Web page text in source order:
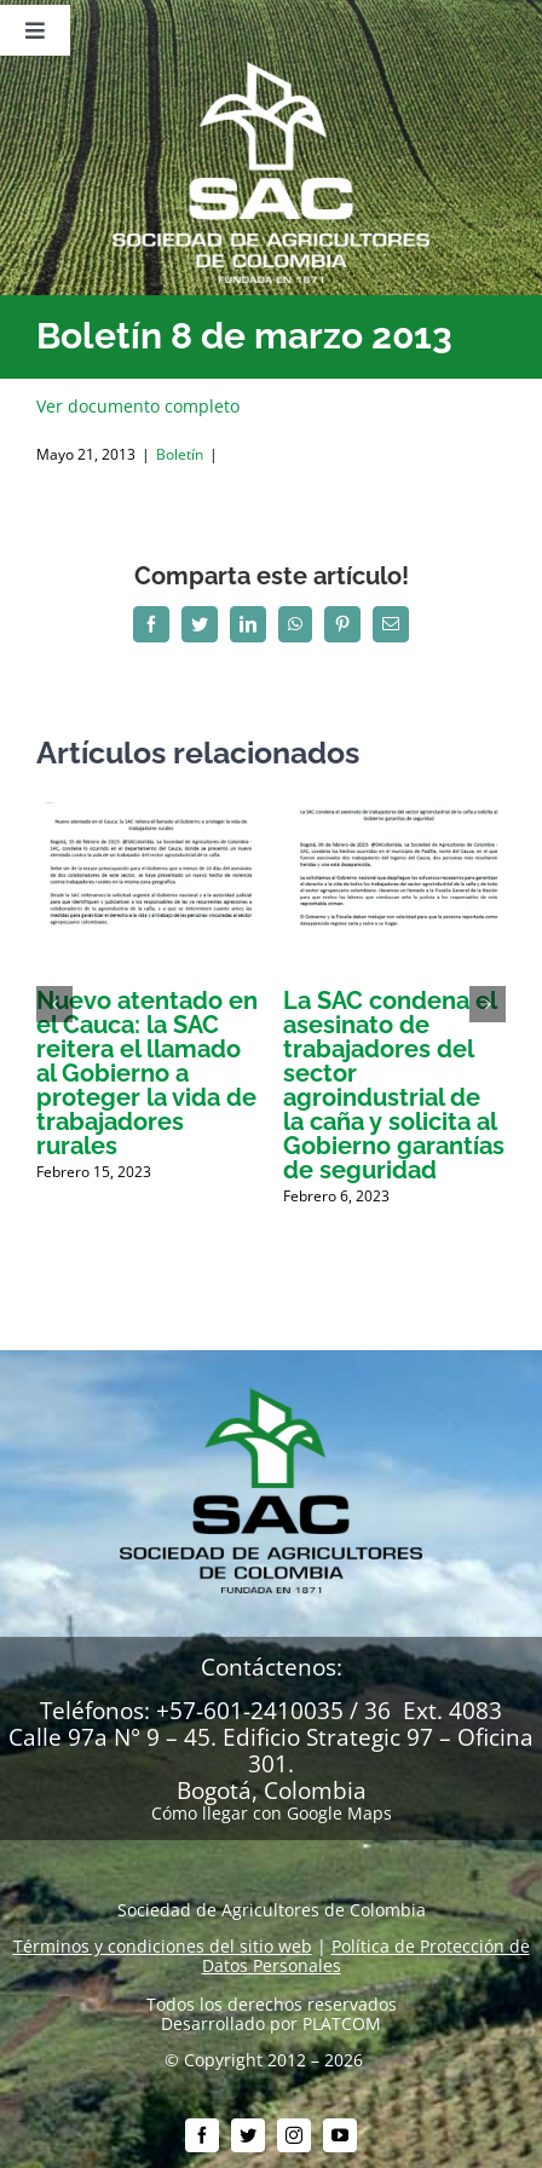
Saltar
contenido
Toggle
Navigation
Nosotros
Publicaciones
Sala de Prensa
Eventos
Boletín 8 de marzo 2013
Ver documento completo
Mayo 21, 2013 | Boletín |
Comparta este artículo!
FacebookTwitterLinkedInWhatsAppPinterestCorreo
electrónico
Artículos relacionados
Nuevo atentado en
el Cauca: la SAC
reitera el llamado
al Gobierno a
proteger la vida de
trabajadores
rurales
Febrero 15, 2023
La SAC condena el
asesinato de
trabajadores del
sector
agroindustrial de
la caña y solicita al
Gobierno garantías
de seguridad
Febrero 6, 2023
Contáctenos:
Teléfonos: +57-601-2410035 / 36 Ext. 4083
Calle 97a N° 9 – 45. Edificio Strategic 97 – Oficina
301.
Bogotá, Colombia
Cómo llegar con Google Maps
Sociedad de Agricultores de Colombia
Términos y condiciones del sitio web|Política de Protección de
Datos Personales
Todos los derechos reservados
Desarrollado por PLATCOM
© Copyright 2012 – 2026